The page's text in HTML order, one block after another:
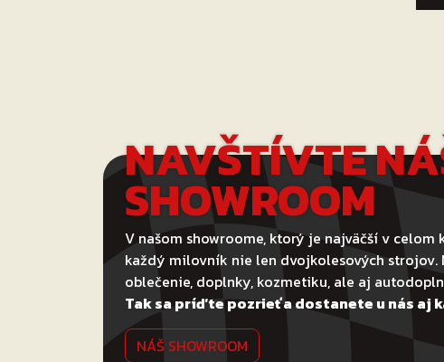
NAVŠTÍVTE
SHOWROOM
V našom showroome, ktorý je najväčší v celom
každý milovník nie len dvojkolesových strojov.
oblečenie, doplnky, kozmetiku, ale aj
Tak sa príďte pozrieť a dostanete u nás aj
NÁŠ SHOWROOM